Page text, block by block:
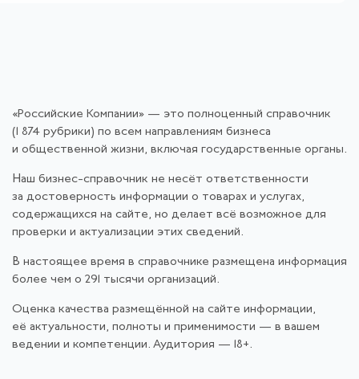
«Российские Компании» — это полноценный справочник
(1 874 рубрики) по всем направлениям бизнеса
и общественной жизни, включая государственные органы.
Наш бизнес-справочник не несёт ответственности
за достоверность информации о товарах и услугах,
содержащихся на сайте, но делает всё возможное для
проверки и актуализации этих сведений.
В настоящее время в справочнике размещена информация
более чем о 291 тысячи организаций.
Оценка качества размещённой на сайте информации,
её актуальности, полноты и применимости — в вашем
ведении и компетенции. Аудитория — 18+.